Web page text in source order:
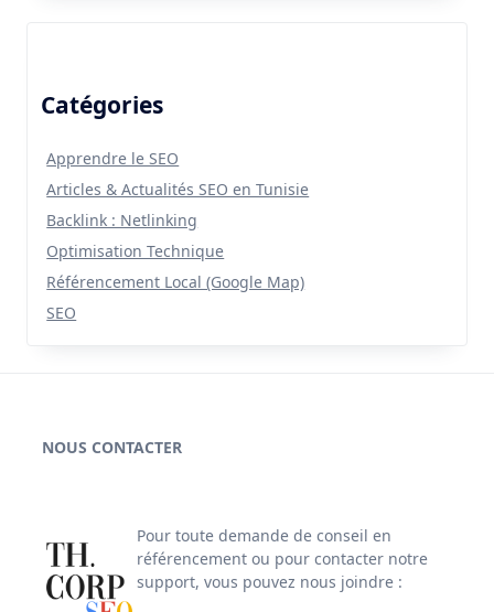
Catégories
Apprendre le SEO
Articles & Actualités SEO en Tunisie
Backlink : Netlinking
Optimisation Technique
Référencement Local (Google Map)
SEO
NOUS CONTACTER
Pour toute demande de conseil en
référencement ou pour contacter notre
support, vous pouvez nous joindre :